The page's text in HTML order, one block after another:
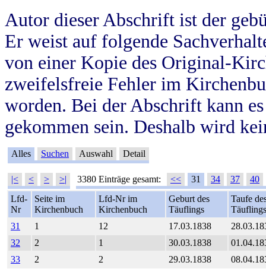
Autor dieser Abschrift ist der
Er weist auf folgende
von einer Kopie des Original-
zweifelsfreie Fehler im
worden. Bei der Abschrift kann
gekommen sein. Deshalb wird
Alles Suchen Auswahl Detail
|< < > >| 3380 Einträge gesamt: << 31 34 37
40
Lfd-
Nr
Seite im
Kirchenbuch
Lfd-Nr im
Kirchenbuch
Geburt des
Täuflings
Taufe
Täuflings
31
1 12 17.03.1838
32
2 1 30.03.1838
33
2 2 29.03.1838